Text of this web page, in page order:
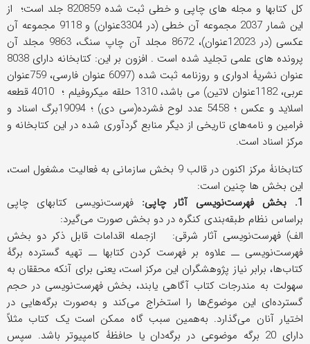
كل كتابها و مجله های چاپی و خطی ثبت شده 820859 جلد است؛ از
این شمار 2037 مجموعه آن خطی (در 3304عنوان) و 9118 مجموعه آن
عکسی (در 12023عنوان)، 8672 مجلد آن چاپ سنگ، 9863 مجلد آن
پرونده های علمی تجلید شده است . افزون بر این: کتابخانه دارای 8038
عنوان نشریۀ ادواری و روزنامه ثبت شده (6097 عنوان فارسی، 759عنوان
عربی، 1182عنوان لاتین) می باشد، 1310 حلقه میکروفیلم ؛ 4010 قطعه
اسلاید و عكس ؛ 5458 عدد لوح فشرده(سی دی) ؛ 19094برگ اسناد و
فرامین و نامه‌های تاریخی از دیگر منابع گردآوری شده در این کتابخانه و
مرکز اسناد است.
کتابخانۀ مرکز اکنون در قالب 9 بخش سازمانی به فعالیت مشغول است،
این بخش ها چنین است:
1. بخش فهرست‌نویسی آثار چاپی:
فهرست‌نویسی کتابهای چاپی
براساس نظام طبقه‌بندی کنگره در دو بخش صورت می‌گیرد:
الف) فهرست‌نویسی آثار شرقی: ازجمله اقدامات قابل ذکر دو بخش
فهرست‌نویسی ــ علاوه بر فهرست کردن کتابها ــ تهیه گسترده برگۀ
کتاب‌ها، برابر نیاز پژوهشگران این مرکز است، یعنی برای آنکه محققان به
سهولت به مندرجات کتاب آگاهی یابند، بخش فهرست‌نویسی در حجم
گسترده‌ای این موضوع‌ها را استخراج می‌کند و به‌صورت برگه‌هایی در
اختیار آنان می‌گذارد. به‌همین‌ سبب گاه ممکن است یک کتاب مثلاً
دارای 20 برگه موضوعی در برگه‌دان یا حافظۀ کامپیوتر باشد. سپس